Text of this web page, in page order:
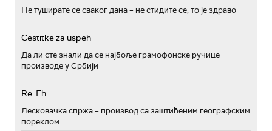
Не туширате се сваког дана – не стидите се, то је здраво
Cestitke za uspeh
Да ли сте знали да се најбоље грамофонске ручице
производе у Србији
Re: Eh...
Лесковачка спржа – производ са заштићеним географским
пореклом